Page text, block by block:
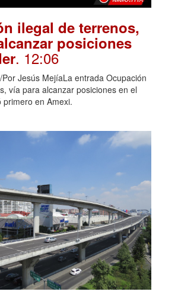
ilegal de terrenos,
posiciones
. 12:06
Jesús MejíaLa entrada Ocupación
vía para alcanzar posiciones en el
en Amexi.